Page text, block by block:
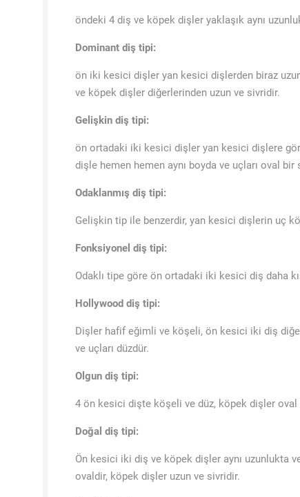
öndeki 4 diş ve köpek dişler yaklaşık aynı
Dominant diş tipi:
ön iki kesici dişler yan kesici dişlerden biraz
ve köpek dişler diğerlerinden uzun ve sivridir.
Gelişkin diş tipi:
ön ortadaki iki kesici dişler yan kesici dişlere
dişle hemen hemen aynı boyda ve uçları oval
Odaklanmış diş tipi:
Gelişkin tip ile benzerdir, yan kesici dişlerin uç
Fonksiyonel diş tipi:
Odaklı tipe göre ön ortadaki iki kesici diş daha
Hollywood diş tipi:
Dişler hafif eğimli ve köşeli, ön kesici iki diş
ve uçları düzdür.
Olgun diş tipi:
4 ön kesici dişte köşeli ve düz, köpek dişler
Doğal diş tipi:
Ön kesici iki diş ve köpek dişler aynı uzunlukta
ovaldir, köpek dişler uzun ve sivridir.